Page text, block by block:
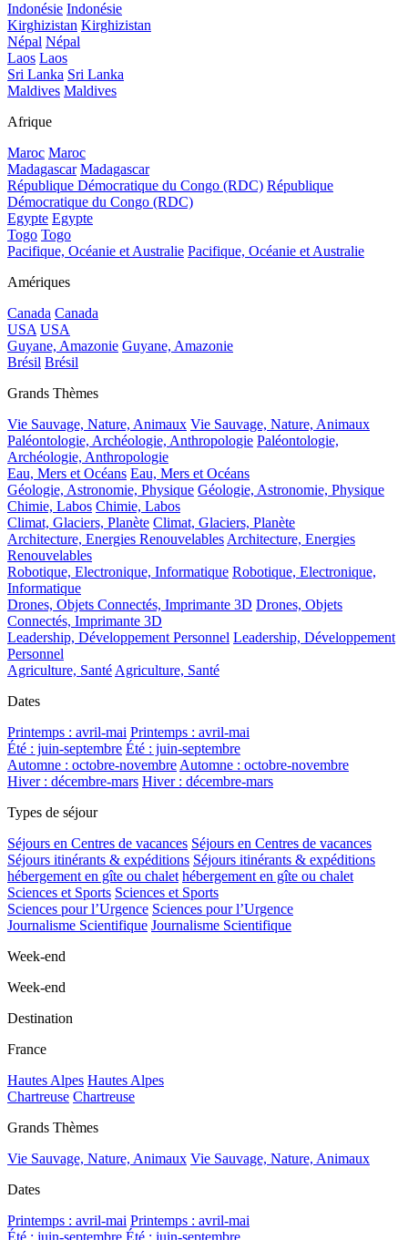
Indonésie Indonésie
Kirghizistan Kirghizistan
Népal Népal
Laos Laos
Sri Lanka Sri Lanka
Maldives Maldives
Afrique
Maroc Maroc
Madagascar Madagascar
République Démocratique du Congo (RDC) République
Démocratique du Congo (RDC)
Egypte Egypte
Togo Togo
Pacifique, Océanie et Australie Pacifique, Océanie et Australie
Amériques
Canada Canada
USA USA
Guyane, Amazonie Guyane, Amazonie
Brésil Brésil
Grands Thèmes
Vie Sauvage, Nature, Animaux Vie Sauvage, Nature, Animaux
Paléontologie, Archéologie, Anthropologie Paléontologie,
Archéologie, Anthropologie
Eau, Mers et Océans Eau, Mers et Océans
Géologie, Astronomie, Physique Géologie, Astronomie, Physique
Chimie, Labos Chimie, Labos
Climat, Glaciers, Planète Climat, Glaciers, Planète
Architecture, Energies RenouvelablesArchitecture, Energies
Renouvelables
Robotique, Electronique, Informatique Robotique, Electronique,
Informatique
Drones, Objets Connectés, Imprimante 3D Drones, Objets
Connectés, Imprimante 3D
Leadership, Développement Personnel Leadership, Développement
Personnel
Agriculture, SantéAgriculture, Santé
Dates
Printemps : avril-mai Printemps : avril-mai
Été : juin-septembre Été : juin-septembre
Automne : octobre-novembreAutomne : octobre-novembre
Hiver : décembre-mars Hiver : décembre-mars
Types de séjour
Séjours en Centres de vacances Séjours en Centres de vacances
Séjours itinérants & expéditions Séjours itinérants & expéditions
hébergement en gîte ou chalet hébergement en gîte ou chalet
Sciences et Sports Sciences et Sports
Sciences pour l’Urgence Sciences pour l’Urgence
Journalisme Scientifique Journalisme Scientifique
Week-end
Week-end
Destination
France
Hautes Alpes Hautes Alpes
Chartreuse Chartreuse
Grands Thèmes
Vie Sauvage, Nature, Animaux Vie Sauvage, Nature, Animaux
Dates
Printemps : avril-mai Printemps : avril-mai